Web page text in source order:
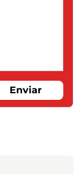
Enviar